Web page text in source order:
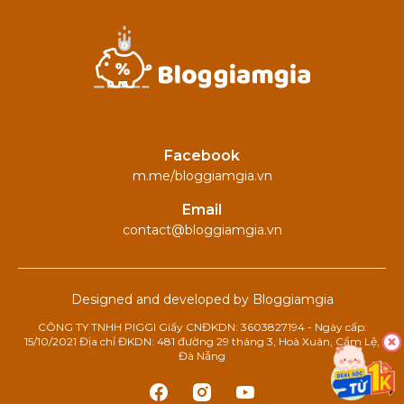
Facebook
m.me/bloggiamgia.vn
Email
contact@bloggiamgia.vn
Designed and developed by Bloggiamgia
CÔNG TY TNHH PIGGI Giấy CNĐKDN: 3603827194 - Ngày cấp:
15/10/2021 Địa chỉ ĐKDN: 481 đường 29 tháng 3, Hoà Xuân, Cẩm Lệ,
Đà Nẵng